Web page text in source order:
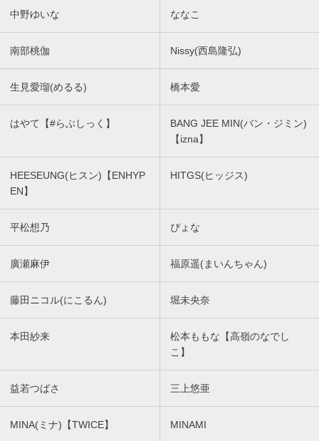
中野ゆいな ななこ
南部桃伽 Nissy(西島隆弘)
生見愛瑠(めるる) 橋本愛
はやて【#らぶしっく】
BANG JEE MIN(バン・ジミン)
【izna】
HEESEUNG(ヒスン)【ENHYP
EN】
HITGS(ヒッジス)
平松想乃 ぴょな
廣瀬麻伊 福原遥(まいんちゃん)
藤田ニコル(にこるん) 堀未央奈
本田紗来
松本ももな【高嶺のなでし
こ】
益若つばさ 三上悠亜
MINA(ミナ)【TWICE】 MINAMI